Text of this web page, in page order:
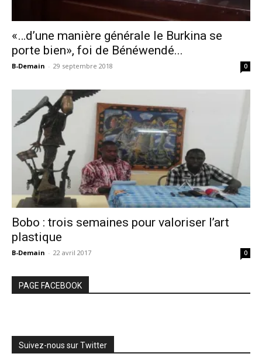
«…d’une manière générale le Burkina se
porte bien», foi de Bénéwendé...
B-Demain - 29 septembre 2018 0
Bobo : trois semaines pour valoriser l’art
plastique
B-Demain - 22 avril 2017 0
PAGE FACEBOOK
Suivez-nous sur Twitter